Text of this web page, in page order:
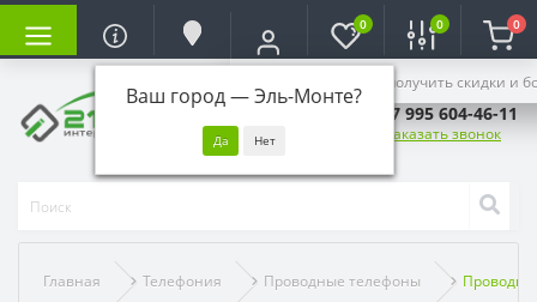
Ваш город —Эль-Монте?
Войдите, чтобы получить скидки и
0 0 0
+7 995 604-46-11
Заказать звонок
Главная Телефония Проводные телефоны